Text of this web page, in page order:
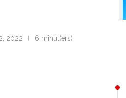
2022
6 minut(ers)